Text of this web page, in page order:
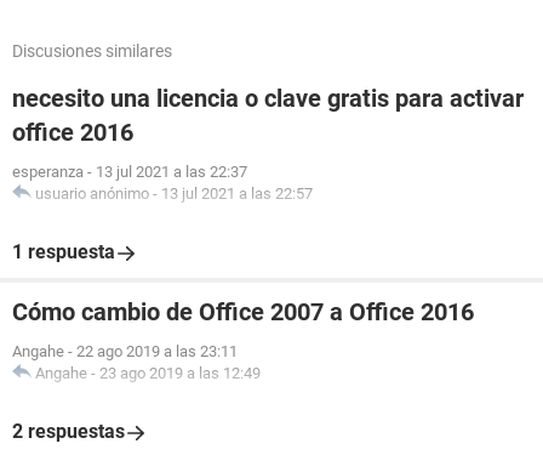
Discusiones similares
necesito una licencia o clave gratis para activar
office 2016
esperanza - 13 jul 2021 a las 22:37
usuario anónimo - 13 jul 2021 a las 22:57
1 respuesta
Cómo cambio de Office 2007 a Office 2016
Angahe - 22 ago 2019 a las 23:11
Angahe - 23 ago 2019 a las 12:49
2 respuestas